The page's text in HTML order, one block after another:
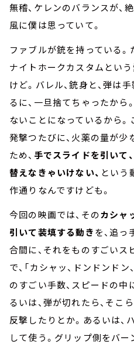
無稽、ケレンのバランスが、
風に僕は思っていて。
ファブルが銃を持っている。
ナイトホークカスタムとい
けど。バレル、銃身と、弾は
るに、一旦捨てちゃったから
ないことになっているから
発撃つたびに、火薬の量が
ため、 手でスライドを引いて
替えなきゃいけない、 という
作通りなんですけども。
今回の映画では、そのカシャ
引いて装填する動きを、追っ
合間に、それをものすごい
で、「カシャッ、ドンドンドン
のすごい手数、スピードの中
るいは、弾が切れたら、そこ
反撃したりとか。あるいは、
して使う。グリップ側をバー